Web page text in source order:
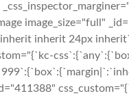
image_size="full"
inherit 24px